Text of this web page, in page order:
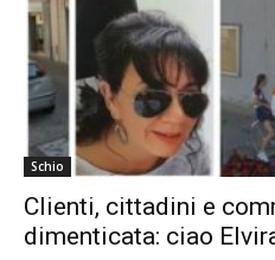
Schio
Clienti, cittadini e
dimenticata: ciao